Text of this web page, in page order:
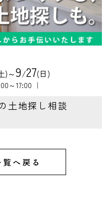
)～9/27(日)
～17:00 ｜
土地探し相談
へ戻る